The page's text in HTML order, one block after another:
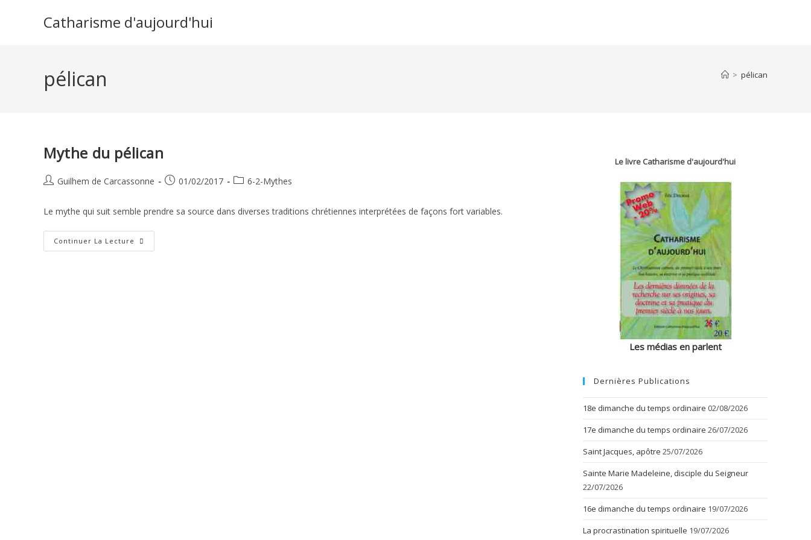
Catharisme d'aujourd'hui
pélican > pélican
Mythe du pélican
Auteur/autrice
la
publication :
Guilhem de Carcassonne
Publication
01/02/2017
Post6-2-Mythes
Le mythe qui suit semble prendre sa source dans diverses traditions chrétiennes interprétées de façons fort variables.
Continuer La Lecture Mythe
Du
Le livre Catharisme d'aujourd'hui
Les médias en parlent
Dernières Publications
18e dimanche du temps ordinaire 02/08/2026
17e dimanche du temps ordinaire 26/07/2026
Saint Jacques, apôtre 25/07/2026
Sainte Marie Madeleine, disciple du Seigneur
22/07/2026
16e dimanche du temps ordinaire 19/07/2026
La procrastination spirituelle 19/07/2026